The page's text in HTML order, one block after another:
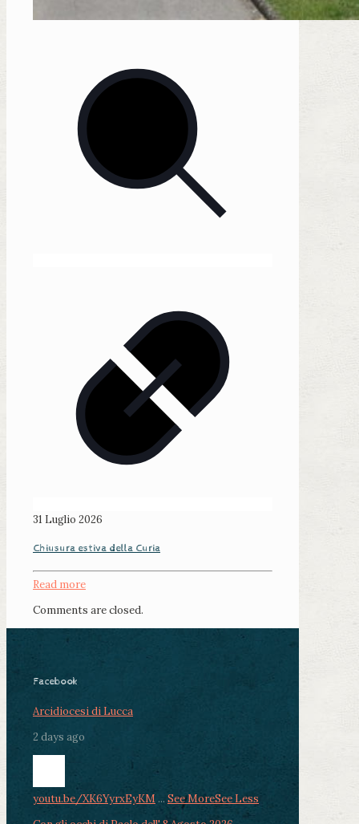
31 Luglio 2026
Chiusura estiva della Curia
Read more
Comments are closed.
Facebook
Arcidiocesi di Lucca
2 days ago
youtu.be/XK6YyrxEyKM ... See MoreSee Less